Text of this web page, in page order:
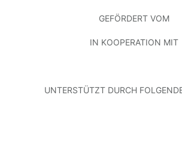
GEFÖRDERT VOM
IN KOOPERATION MIT
UNTERSTÜTZT DURCH